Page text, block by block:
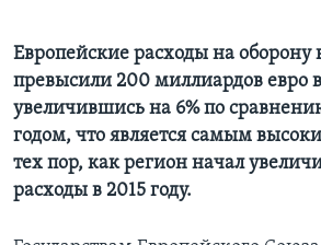
Европейские расходы на оборону
превысили 200 миллиардов евро в
увеличившись на 6% по
годом, что является самым
тех пор, как регион начал
расходы в 2015 году.